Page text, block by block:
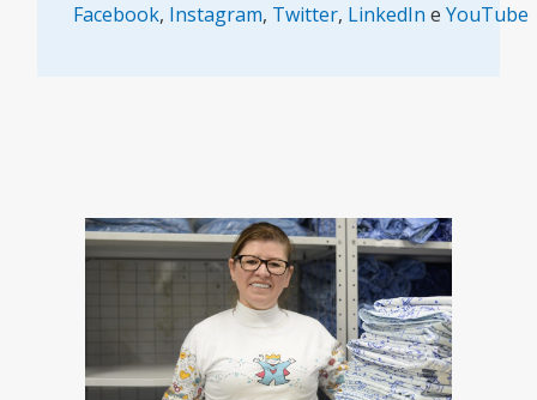
Facebook, Instagram, Twitter, LinkedIn eYouTube